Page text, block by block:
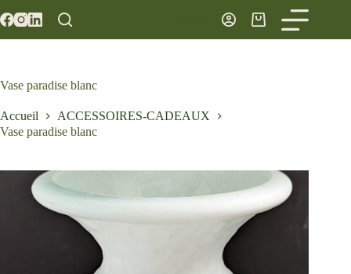
au
Connexion
Panier
d’achat
Vase paradise blanc
Accueil
ACCESSOIRES-CADEAUX
Vase paradise blanc